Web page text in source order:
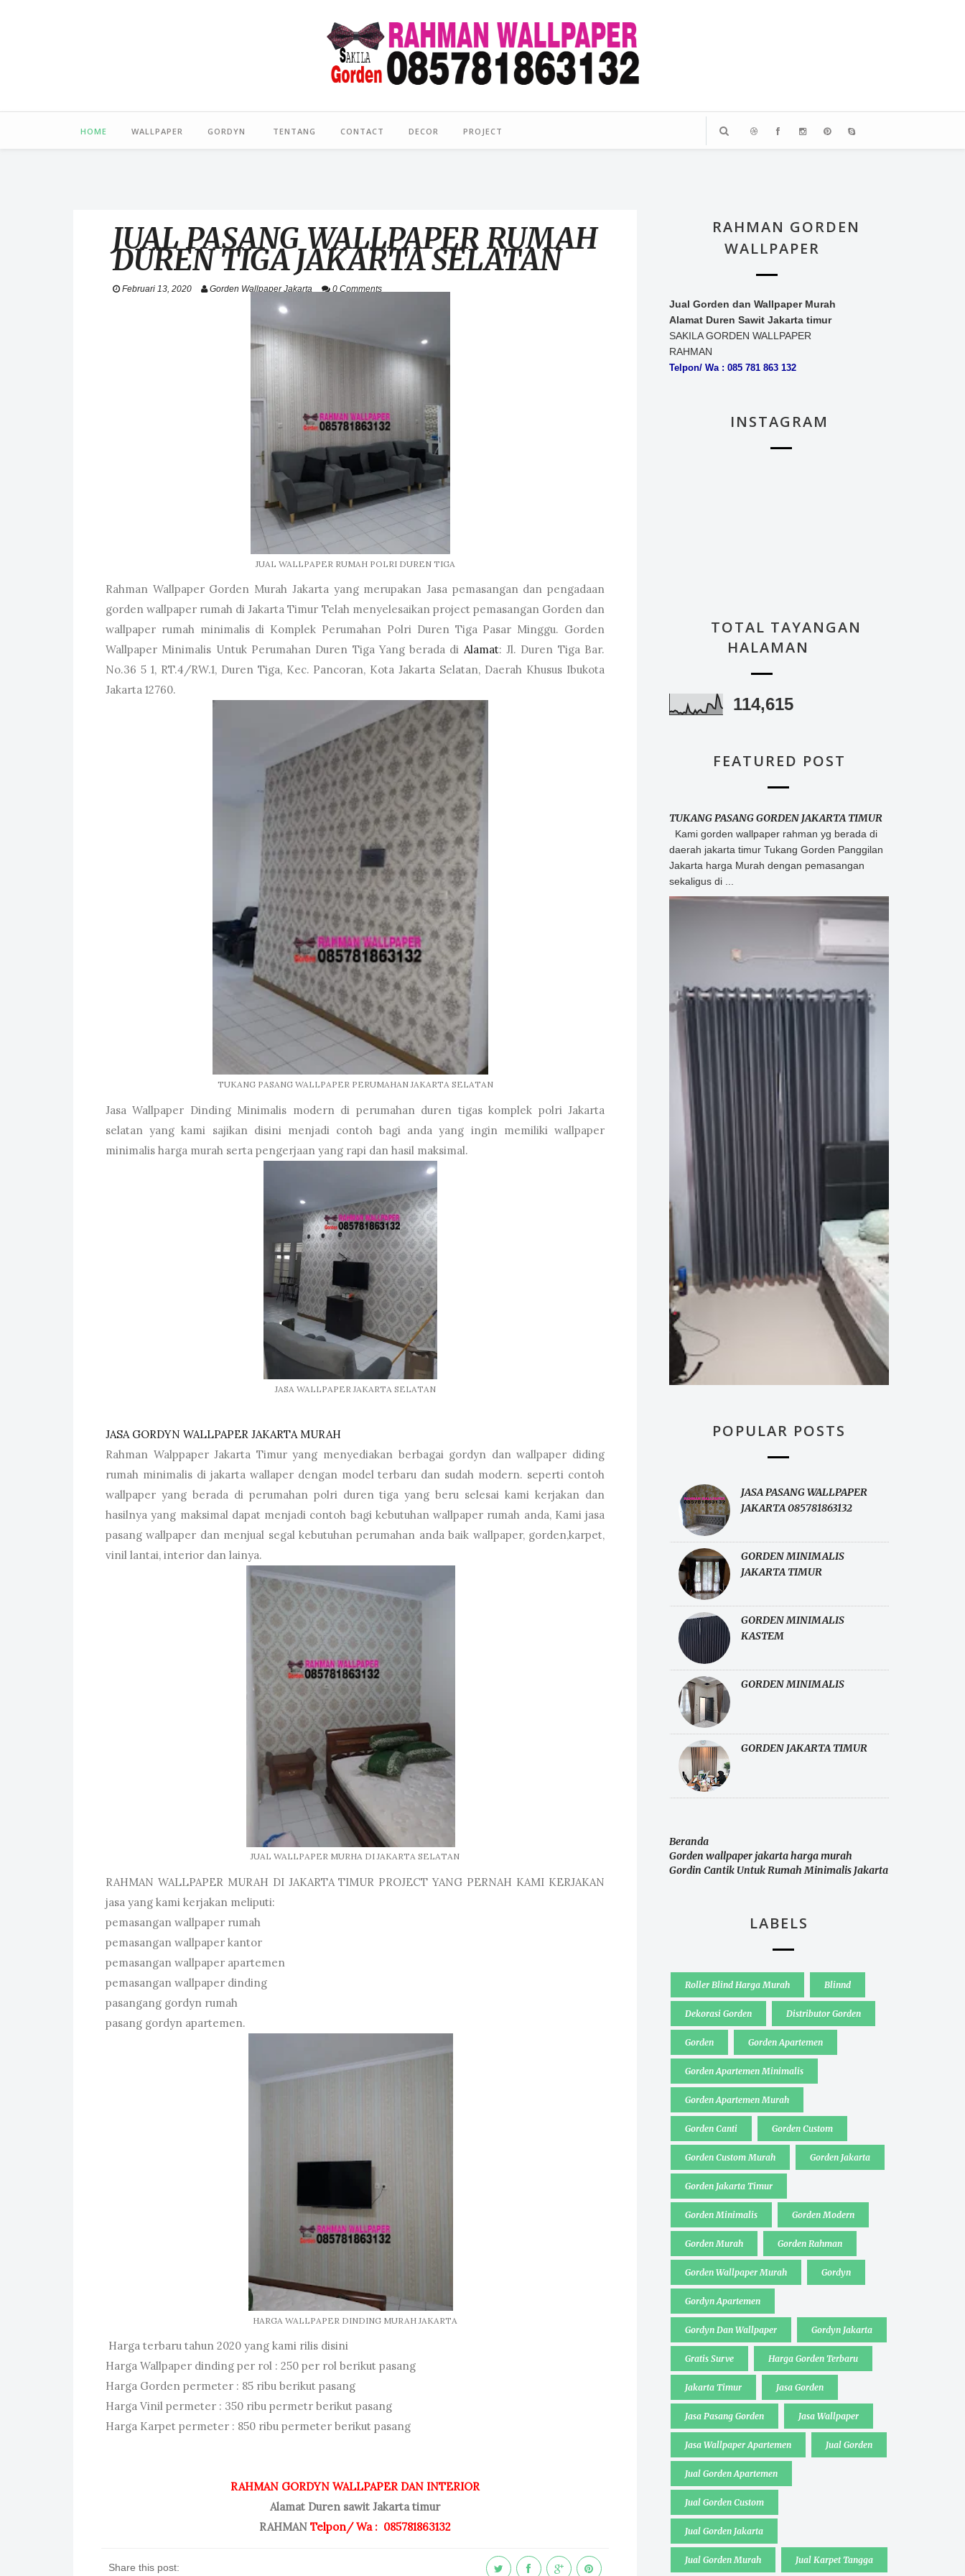
HOME WALLPAPER GORDYN TENTANG CONTACT DECOR PROJECT
JUAL PASANG WALLPAPER RUMAH
DUREN TIGA JAKARTA SELATAN
Februari 13, 2020 Gorden Wallpaper Jakarta 0 Comments
JUAL WALLPAPER RUMAH POLRI DUREN TIGA
Rahman Wallpaper Gorden Murah Jakarta yang merupakan Jasa pemasangan dan pengadaan
gorden wallpaper rumah di Jakarta Timur Telah menyelesaikan project pemasangan Gorden dan
wallpaper rumah minimalis di Komplek Perumahan Polri Duren Tiga Pasar Minggu. Gorden
Wallpaper Minimalis Untuk Perumahan Duren Tiga Yang berada di Alamat:Jl. Duren Tiga Bar.
No.36 5 1, RT.4/RW.1, Duren Tiga, Kec. Pancoran, Kota Jakarta Selatan, Daerah Khusus Ibukota
Jakarta 12760.
TUKANG PASANG WALLPAPER PERUMAHAN JAKARTA SELATAN
Jasa Wallpaper Dinding Minimalis modern di perumahan duren tigas komplek polri Jakarta
selatan yang kami sajikan disini menjadi contoh bagi anda yang ingin memiliki wallpaper
minimalis harga murah serta pengerjaan yang rapi dan hasil maksimal.
JASA WALLPAPER JAKARTA SELATAN
JASA GORDYN WALLPAPER JAKARTA MURAH
Rahman Walppaper Jakarta Timur yang menyediakan berbagai gordyn dan wallpaper diding
rumah minimalis di jakarta wallaper dengan model terbaru dan sudah modern. seperti contoh
wallpaper yang berada di perumahan polri duren tiga yang beru selesai kami kerjakan dan
hasilnya yang maksimal dapat menjadi contoh bagi kebutuhan wallpaper rumah anda, Kami jasa
pasang wallpaper dan menjual segal kebutuhan perumahan anda baik wallpaper, gorden,karpet,
vinil lantai, interior dan lainya.
JUAL WALLPAPER MURHA DI JAKARTA SELATAN
RAHMAN WALLPAPER MURAH DI JAKARTA TIMUR PROJECT YANG PERNAH KAMI KERJAKAN
jasa yang kami kerjakan meliputi:
pemasangan wallpaper rumah
pemasangan wallpaper kantor
pemasangan wallpaper apartemen
pemasangan wallpaper dinding
pasangang gordyn rumah
pasang gordyn apartemen.
HARGA WALLPAPER DINDING MURAH JAKARTA
Harga terbaru tahun 2020 yang kami rilis disini
Harga Wallpaper dinding per rol : 250 per rol berikut pasang
Harga Gorden permeter : 85 ribu berikut pasang
Harga Vinil permeter : 350 ribu permetr berikut pasang
Harga Karpet permeter : 850 ribu permeter berikut pasang
RAHMAN GORDYN WALLPAPER DAN INTERIOR
Alamat Duren sawit Jakarta timur
RAHMAN Telpon/ Wa : 085781863132
Share this post:
RAHMAN GORDEN
WALLPAPER
Jual Gorden dan Wallpaper Murah
Alamat Duren Sawit Jakarta timur
SAKILA GORDEN WALLPAPER
RAHMAN
Telpon/ Wa : 085 781 863 132
INSTAGRAM
TOTAL TAYANGAN
HALAMAN
114,615
FEATURED POST
TUKANG PASANG GORDEN JAKARTA TIMUR
Kami gorden wallpaper rahman yg berada di
daerah jakarta timur Tukang Gorden Panggilan
Jakarta harga Murah dengan pemasangan
sekaligus di ...
POPULAR POSTS
JASA PASANG WALLPAPER
JAKARTA 085781863132
GORDEN MINIMALIS
JAKARTA TIMUR
GORDEN MINIMALIS
KASTEM
GORDEN MINIMALIS
GORDEN JAKARTA TIMUR
Beranda
Gorden wallpaper jakarta harga murah
Gordin Cantik Untuk Rumah Minimalis Jakarta
LABELS
Roller Blind Harga Murah Blinnd
Dekorasi Gorden Distributor Gorden
Gorden Gorden Apartemen
Gorden Apartemen Minimalis
Gorden Apartemen Murah
Gorden Canti Gorden Custom
Gorden Custom Murah Gorden Jakarta
Gorden Jakarta Timur
Gorden Minimalis Gorden Modern
Gorden Murah Gorden Rahman
Gorden Wallpaper Murah Gordyn
Gordyn Apartemen
Gordyn Dan Wallpaper Gordyn Jakarta
Gratis Surve Harga Gorden Terbaru
Jakarta Timur Jasa Gorden
Jasa Pasang Gorden Jasa Wallpaper
Jasa Wallpaper Apartemen Jual Gorden
Jual Gorden Apartemen
Jual Gorden Custom
Jual Gorden Jakarta
Jual Gorden Murah Jual Karpet Tangga